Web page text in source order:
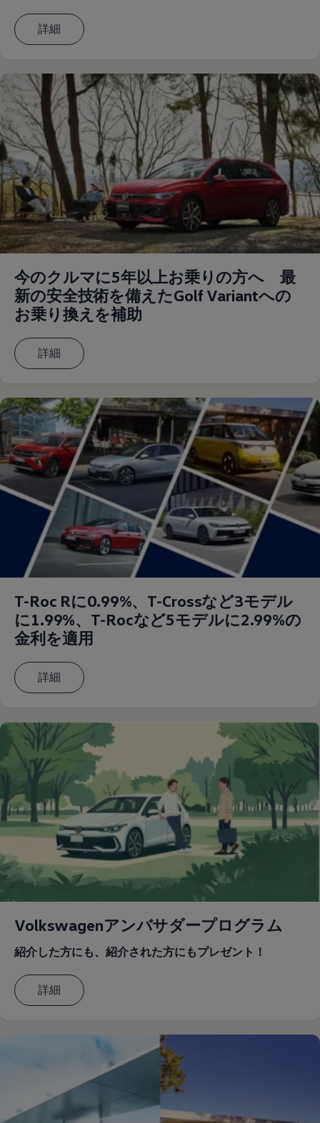
プレスリリース
2022
2021
2020
2019
2018
2017
2016
2015
リコール関連情報
セーフティ マイスター
詳細
今のクルマに5年以上お乗りの方へ 最
新の安全技術を備えたGolf Variantへの
お乗り換えを補助
詳細
T-Roc Rに0.99%、T-Crossなど3モデル
に1.99%、T-Rocなど5モデルに2.99%の
金利を適用
詳細
Volkswagenアンバサダープログラム
紹介した方にも、紹介された方にもプレゼント！
詳細